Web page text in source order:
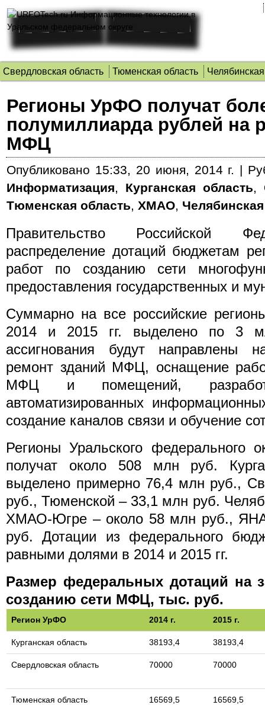
Свердловская область Тюменская область
Регионы УрФО получат
полумиллиарда рублей на
МФЦ
Опубликовано 15:33, 20 июня, 2014 г. |
Информатизация, Курганская область,
Тюменская область, ХМАО,
Правительство Российской
распределение дотаций бюджетам
работ по созданию сети
предоставления государственных и
Суммарно на все российские
2014 и 2015 гг. выделено по 3
ассигнования будут направлены
ремонт зданий МФЦ, оснащение
МФЦ и помещений,
автоматизированных
создание каналов связи и обучение
Регионы Уральского федерального
получат около 508 млн руб.
выделено примерно 76,4 млн руб.,
руб., Тюменской – 33,1 млн руб.
ХМАО-Югре – около 58 млн руб.,
руб. Дотации из федерального
равными долями в 2014 и 2015 гг.
Размер федеральных дотаций на
созданию сети МФЦ, тыс. руб.
Регион УрФО 2014 г. 2015 г.
Курганская область 38193,4 38193,4
Свердловская область 70000 70000
Тюменская область 16569,5 16569,5